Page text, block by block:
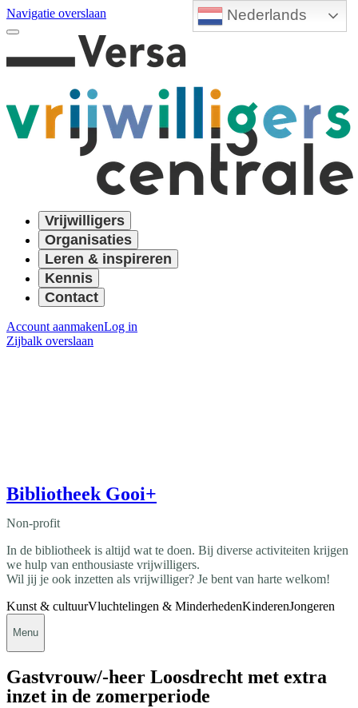
Nederlands
Navigatie overslaan
Vrijwilligers
Organisaties
Leren & inspireren
Kennis
Contact
Account aanmakenLog in
Zijbalk overslaan
Bibliotheek Gooi+
Non-profit
In de bibliotheek is altijd wat te doen. Bij diverse activiteiten krijgen
we hulp van enthousiaste vrijwilligers.
Wil jij je ook inzetten als vrijwilliger? Je bent van harte welkom!
Kunst & cultuurVluchtelingen & MinderhedenKinderenJongeren
Menu
Gastvrouw/-heer Loosdrecht met extra
inzet in de zomerperiode